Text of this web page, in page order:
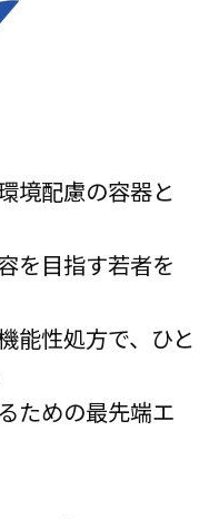
境配慮の容器と
を目指す若者を
能性処方で、ひと
ための最先端エ